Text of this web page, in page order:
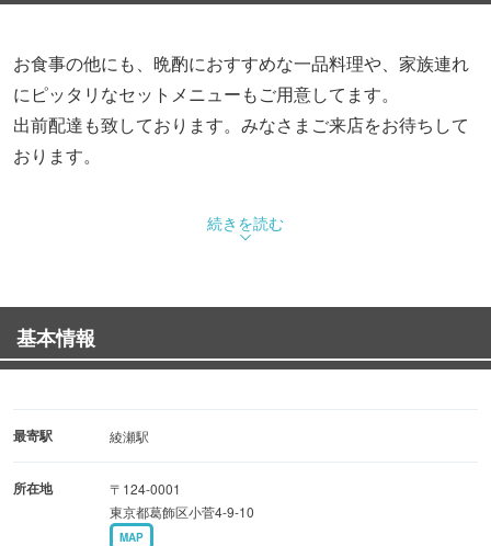
お食事の他にも、晩酌におすすめな一品料理や、家族連れ
にピッタリなセットメニューもご用意してます。
出前配達も致しております。みなさまご来店をお待ちして
おります。
続きを読む
基本情報
最寄駅 綾瀬駅
所在地
〒124-0001
東京都葛飾区小菅4-9-10
MAP